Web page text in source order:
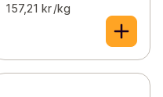
157,21 kr /kg